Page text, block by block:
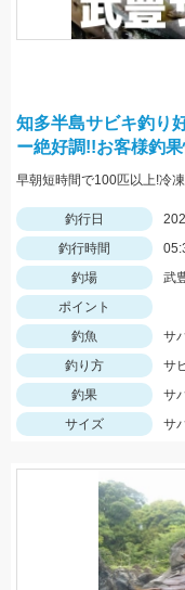
知多半島サビキ釣り
ー絶好調!!お客様釣
早朝短時間で100匹以上!冷
釣行日
釣行時間
釣場
武
ポイント
釣魚
サ
釣り方
サ
釣果
サ
サイズ
サ